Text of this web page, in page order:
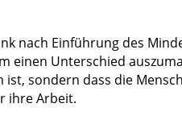
nach Einführung des
einen Unterschied
ist, sondern dass die
ihre Arbeit.